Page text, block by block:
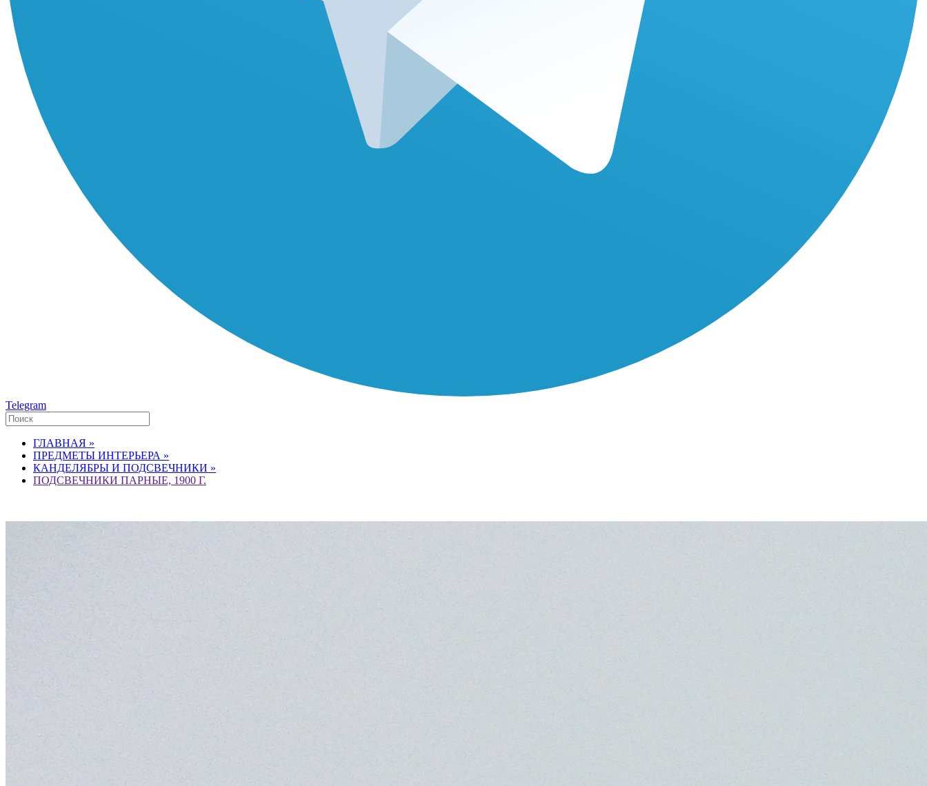
Telegram
ГЛАВНАЯ »
ПРЕДМЕТЫ ИНТЕРЬЕРА »
КАНДЕЛЯБРЫ И ПОДСВЕЧНИКИ »
ПОДСВЕЧНИКИ ПАРНЫЕ, 1900 Г.